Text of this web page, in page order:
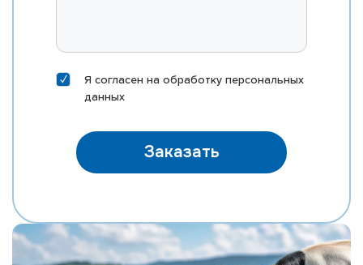
Я согласен на обработку персональных
данных
Заказать